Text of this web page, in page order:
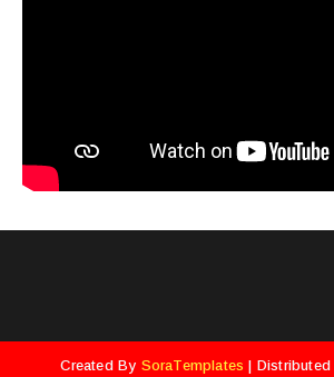
Created By SoraTemplates | Distributed